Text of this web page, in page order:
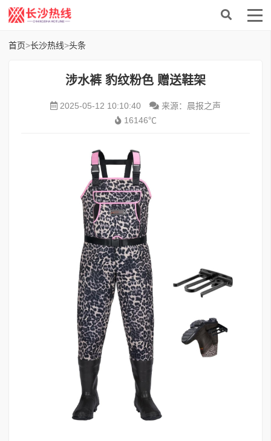
首页>长沙热线>头条
涉水裤 豹纹粉色 赠送鞋架
2025-05-12 10:10:40
来源：晨报之声
16146℃